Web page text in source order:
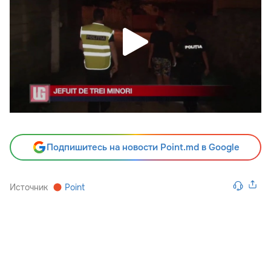
Подпишитесь на новости Point.md в Google
Источник Point